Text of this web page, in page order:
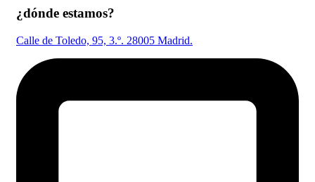
¿dónde estamos?
Calle de Toledo, 95, 3.º. 28005 Madrid.